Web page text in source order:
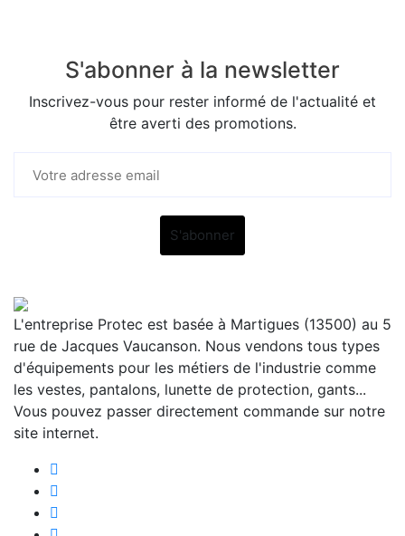
S'abonner à la newsletter
Inscrivez-vous pour rester informé de l'actualité et
être averti des promotions.
L'entreprise Protec est basée à Martigues (13500) au 5
rue de Jacques Vaucanson. Nous vendons tous types
d'équipements pour les métiers de l'industrie comme
les vestes, pantalons, lunette de protection, gants...
Vous pouvez passer directement commande sur notre
site internet.